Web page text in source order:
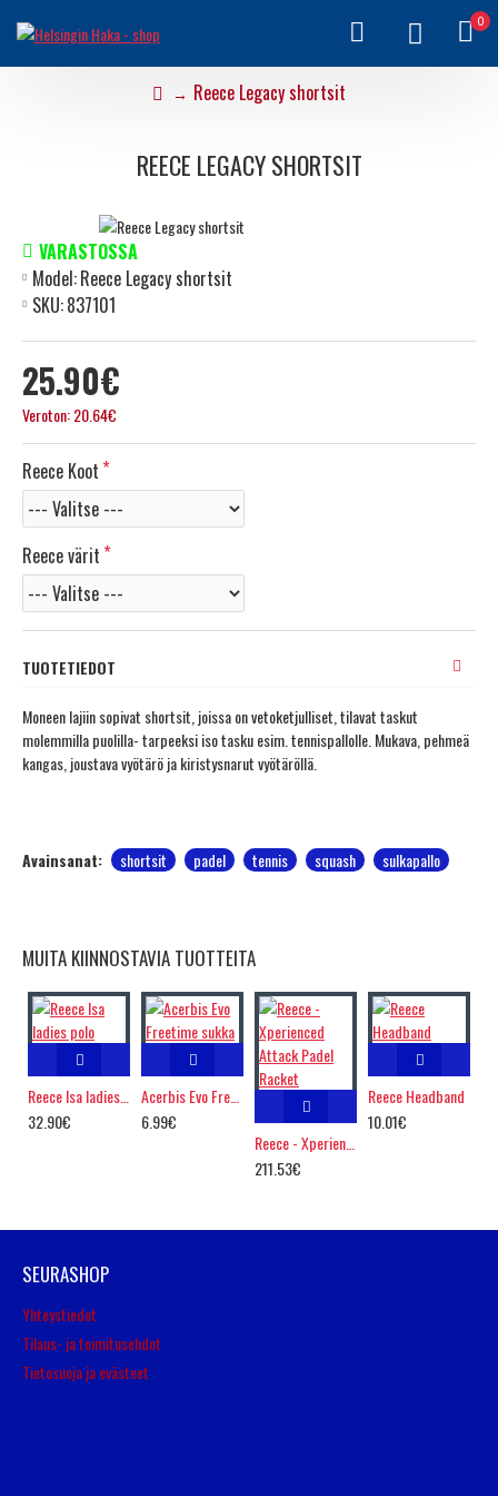
0
Reece Legacy shortsit
REECE LEGACY SHORTSIT
25.90€
Veroton: 20.64€
VARASTOSSA
Model:Reece Legacy shortsit
SKU:837101
Reece Koot
Reece värit
TUOTETIEDOT
Moneen lajiin sopivat shortsit, joissa on vetoketjulliset, tilavat taskut
molemmilla puolilla- tarpeeksi iso tasku esim. tennispallolle. Mukava, pehmeä
kangas, joustava vyötärö ja kiristysnarut vyötäröllä.
Avainsanat: shortsit padel tennis squash sulkapallo
MUITA KIINNOSTAVIA TUOTTEITA
32.90€
Acerbis Evo Freetime sukka
6.99€
Reece - Xperienced Attack Padel Racket
211.53€
Reece Headband
10.01€
SEURASHOP
Yhteystiedot
Tilaus- ja toimitusehdot
Tietosuoja ja evästeet